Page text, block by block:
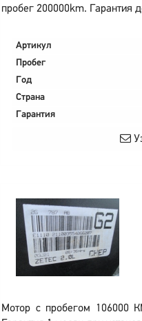
пробег 200000km. Гарантия
Артикул
Пробег
Год
Страна
Гарантия
Мотор с пробегом 106000